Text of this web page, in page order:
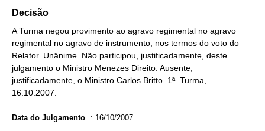
Decisão
A Turma negou provimento ao agravo regimental no agravo
regimental no agravo de instrumento, nos termos do voto do
Relator. Unânime. Não participou, justificadamente, deste
julgamento o Ministro Menezes Direito. Ausente,
justificadamente, o Ministro Carlos Britto. 1ª. Turma,
16.10.2007.
Data do Julgamento : 16/10/2007